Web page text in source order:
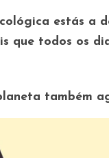
estás
que todos os
também